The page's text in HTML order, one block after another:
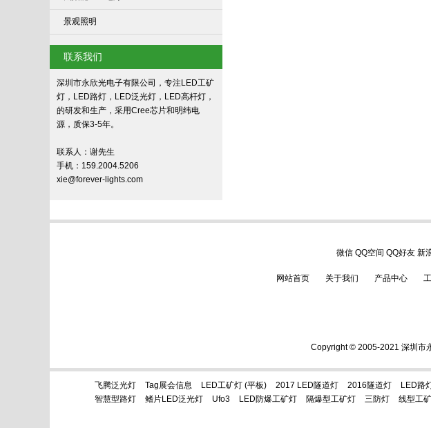
景观照明
联系我们
深圳市永欣光电子有限公司，专注LED工矿
灯，LED路灯，LED泛光灯，LED高杆灯，
的研发和生产，采用Cree芯片和明纬电
源，质保3-5年。
联系人：谢先生
手机：159.2004.5206
xie@forever-lights.com
微信 QQ空间 QQ好友 新
网站首页 关于我们 产品中心
Copyright © 2005-2021 深圳市
飞腾泛光灯 Tag展会信息 LED工矿灯 (平板) 2017 LED隧道灯 2016隧道灯 LED路
智慧型路灯
鳍片LED泛光灯 Ufo3 LED防爆工矿灯 隔爆型工矿灯 三防灯 线型工